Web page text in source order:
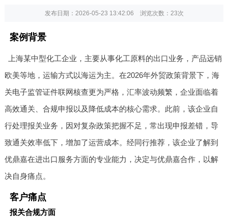
发布日期：2026-05-23 13:42:06 浏览次数： 23次
案例背景
上海某中型化工企业，主要从事化工原料的出口业务，产品远销
欧美等地，运输方式以海运为主。在2026年外贸政策背景下，海
关电子监管证件联网核查更为严格，汇率波动频繁，企业面临着
高效通关、合规申报以及降低成本的核心需求。此前，该企业自
行处理报关业务，因对复杂政策把握不足，常出现申报差错，导
致通关效率低下，增加了运营成本。经同行推荐，该企业了解到
优鼎嘉在进出口服务方面的专业能力，决定与优鼎嘉合作，以解
决自身痛点。
客户痛点
报关合规方面